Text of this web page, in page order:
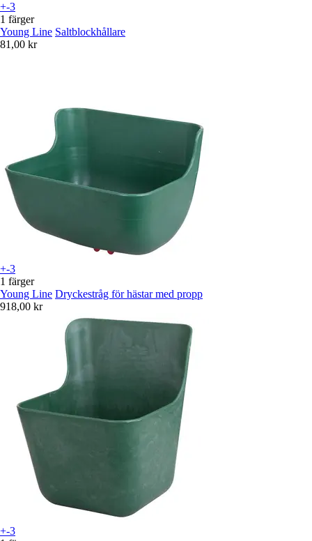
+-3
1 färger
Young Line Saltblockhållare
81,00 kr
+-3
1 färger
Young Line Dryckestråg för hästar med propp
918,00 kr
+-3